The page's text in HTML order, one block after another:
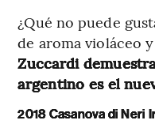
¿Qué no puede
de aroma violáceo
Zuccardi
argentino es el
2018 Casanova di Neri